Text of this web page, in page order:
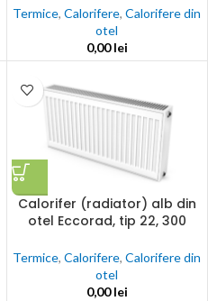
incluse
Termice,Calorifere,Calorifere din
otel
0,00lei
Calorifer (radiator) alb din
otel Eccorad, tip 22, 300
incluse
Termice,Calorifere,Calorifere din
otel
0,00lei